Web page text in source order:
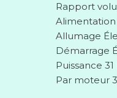
Rapport
Alimentation
Allumage
Démarrage
Puissance
Par moteur